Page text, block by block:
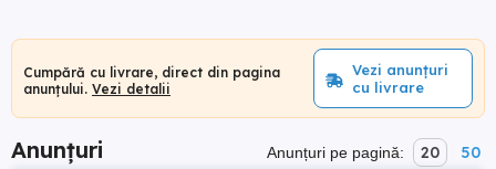
Cumpără cu livrare, direct din pagina
anunțului. Vezi detalii
Vezi anunțuri
cu livrare
Anunțuri Anunțuri pe pagină: 20 50